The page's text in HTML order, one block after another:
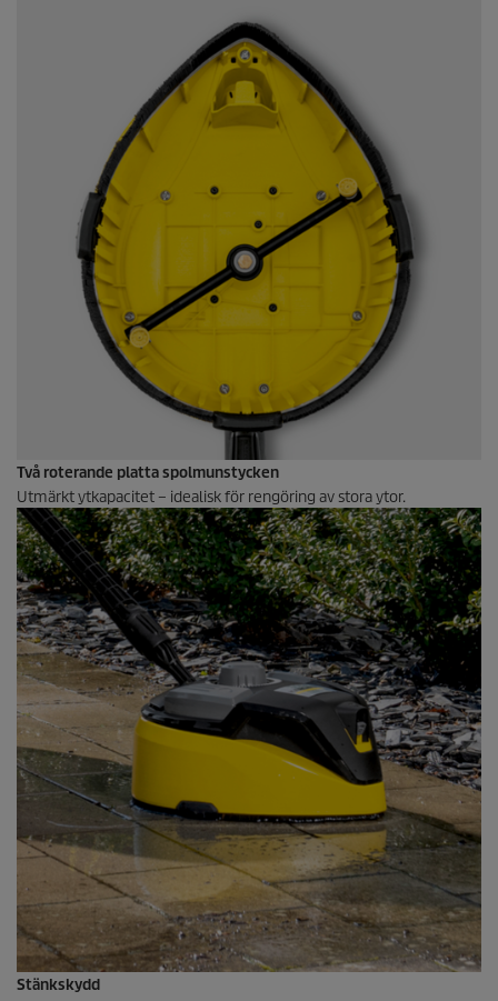
Två roterande platta spolmunstycken
Utmärkt ytkapacitet – idealisk för rengöring av stora ytor.
Stänkskydd